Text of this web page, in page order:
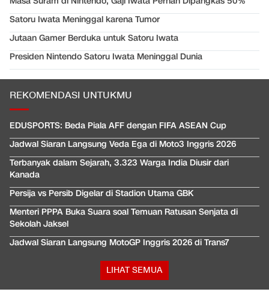
Satoru Iwata Meninggal karena Tumor
Jutaan Gamer Berduka untuk Satoru Iwata
Presiden Nintendo Satoru Iwata Meninggal Dunia
REKOMENDASI UNTUKMU
EDUSPORTS: Beda Piala AFF dengan FIFA ASEAN Cup
Jadwal Siaran Langsung Veda Ega di Moto3 Inggris 2026
Terbanyak dalam Sejarah, 3.323 Warga India Diusir dari
Kanada
Persija vs Persib Digelar di Stadion Utama GBK
Menteri PPPA Buka Suara soal Temuan Ratusan Senjata di
Sekolah Jaksel
Jadwal Siaran Langsung MotoGP Inggris 2026 di Trans7
LIHAT SEMUA